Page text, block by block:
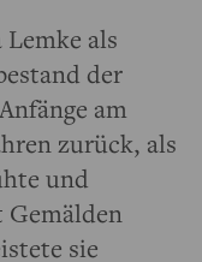
als
der
am
zurück, als
und
sie